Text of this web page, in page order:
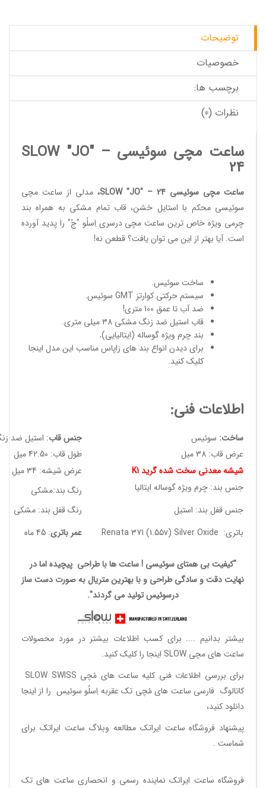
توضیحات
خصوصیات
برچسب ها:
نظرات (0)
ساعت مچی سوئیسی SLOW "JO" –
24
ساعت مچی سوئیسی SLOW "JO" – 24 ، مدلی از ساعت مچی
سوئیسی محکم با استایل خشن، قاب تمام مشکی به همراه بند
چرمی ویژه خاص ترین ساعت مچی درسری اِسلُو "جُ" را پدید آورده
است. آیا بهتر از این می توان یافت؟ قطعن نه!
ساخت سوئیس.
سیستم حرکتی کوارتز GMT سوئیس.
ضد آب تا عمق 100 متری!
قاب استیل ضد زنگ مشکی 38 میلی متری.
بند چرم ویژه گوساله (ایتالیایی).
برای دیدن انواع بند های زاپاس مناسب این مدل اینجا
کلیک کنید.
اطلاعات فنی:
ساخت: سوئیس جنس قاب: استیل ضد
عرض قاب: 38 میل
طول قاب: 42.50 میل
شیشه معدنی سخت شده گرید K1
عرض شیشه: 34 میل
جنس بند: چرم ویژه گوساله ایتالیا
رنگ بند:مشکی
جنس قفل بند: استیل
رنگ قفل بند: مشکی
باتری: Renata 371 (1.55v) Silver Oxide
عمر باتری: 45 ماه
"کیفیت بی همتای سوئیسی ! ساعت ها با طراحی پیچیده اما در
نهایت دقت و سادگی طراحی و با بهترین متریال به صورت دست ساز
درسوئیس تولید می گردند".
بیشتر بدانیم .... برای کسب اطلاعات بیشتر در مورد محصولات
ساعت های مچی SLOW اینجا را کلیک کنید.
برای بررسی اطلاعات فنی کلیه ساعت های مُچی SLOW SWISS
کاتالوگ فارسی ساعت های مُچی تک عقربه اِسلُو سوئیس را از اینجا
دانلود کنید،
پیشنهاد فروشگاه ساعت ایراتک مطالعه وبلاگ ساعت ایراتک برای
شماست .
فروشگاه ساعت ایراتک نماینده رسمی و انحصاری ساعت های تک